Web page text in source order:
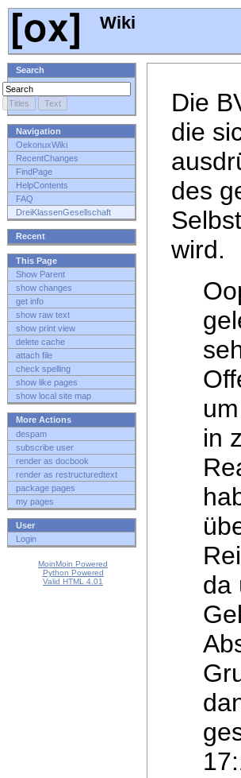
Wiki
Search
Navigation
OekonuxWiki
RecentChanges
FindPage
HelpContents
FAQ
DreiKlassenGesellschaft
Recent
This Page
Show Parent
show changes
get info
show raw text
show print view
delete cache
attach file
check spelling
show like pages
show local site map
More Actions
despam
subscribe user
render as docbook
render as restructuredtext
package pages
my pages
User
Login
MoinMoin Powered
Python Powered
Valid HTML 4.01
Die
die
des
wird.
in
da